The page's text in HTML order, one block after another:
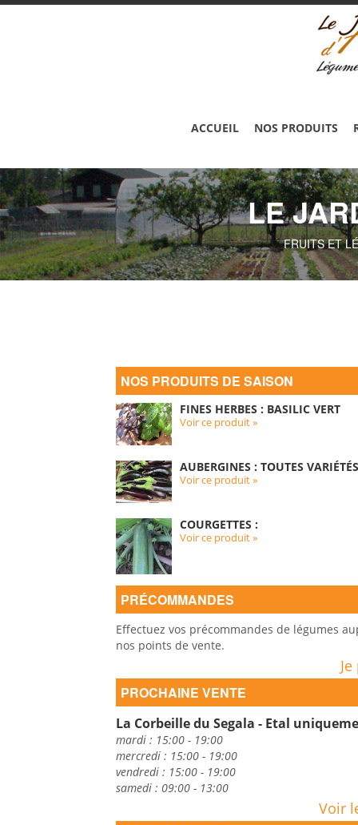
ACCUEIL NOS PRODUITS
LE
FRUITS ET
NOS PRODUITS DE SAISON
FINES HERBES : BASILIC VERT
Voir ce produit »
AUBERGINES : TOUTES VARIÉTÉS
Voir ce produit »
COURGETTES :
Voir ce produit »
PRÉCOMMANDES
Effectuez vos précommandes de légumes
nos points de vente.
PROCHAINE VENTE
La Corbeille du Segala - Etal
mardi : 15:00 - 19:00
mercredi : 15:00 - 19:00
vendredi : 15:00 - 19:00
samedi : 09:00 - 13:00
Voir